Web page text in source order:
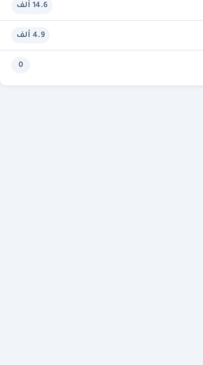
14.6 ألف
4.9 ألف
0